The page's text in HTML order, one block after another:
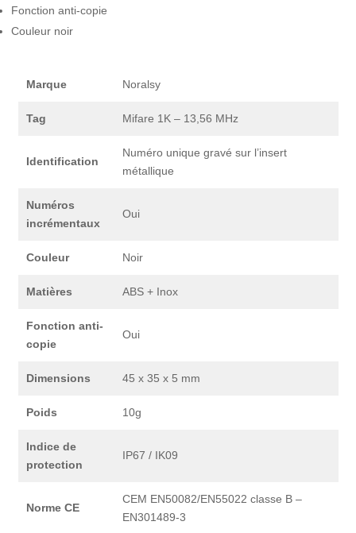
Fonction anti-copie
Couleur noir
Marque Noralsy
Tag Mifare 1K – 13,56 MHz
Identification
Numéro unique gravé sur l’insert
métallique
Numéros
incrémentaux
Oui
Couleur Noir
Matières ABS + Inox
Fonction anti-
copie
Oui
Dimensions 45 x 35 x 5 mm
Poids 10g
Indice de
protection
IP67 / IK09
Norme CE
CEM EN50082/EN55022 classe B –
EN301489-3